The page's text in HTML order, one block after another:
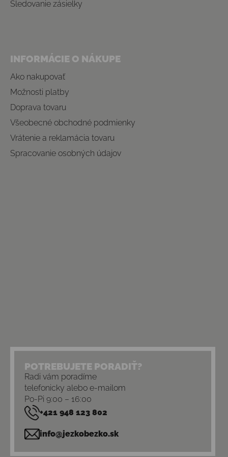
Sledovanie zásielky
INFORMÁCIE O NÁKUPE
Ako nakupovať
Možnosti platby
Doprava tovaru
Všeobecné obchodné podmienky
Vrátenie a reklamácia tovaru
Spracovanie osobných údajov
POTREBUJETE PORADIŤ?
Radi vám poradíme
telefonicky alebo e-mailom
Po-Pi 9:00 – 16:00
+421 948 123 802
info@jezkobezko.sk